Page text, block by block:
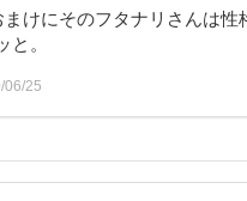
けにそのフタナリさんは性
。
06/25